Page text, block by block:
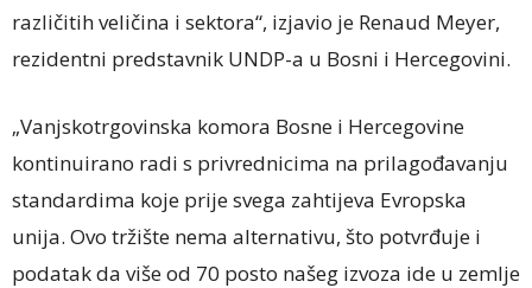
različitih veličina i sektora“, izjavio je Renaud Meyer,
rezidentni predstavnik UNDP-a u Bosni i Hercegovini.
„Vanjskotrgovinska komora Bosne i Hercegovine
kontinuirano radi s privrednicima na prilagođavanju
standardima koje prije svega zahtijeva Evropska
unija. Ovo tržište nema alternativu, što potvrđuje i
podatak da više od 70 posto našeg izvoza ide u zemlje